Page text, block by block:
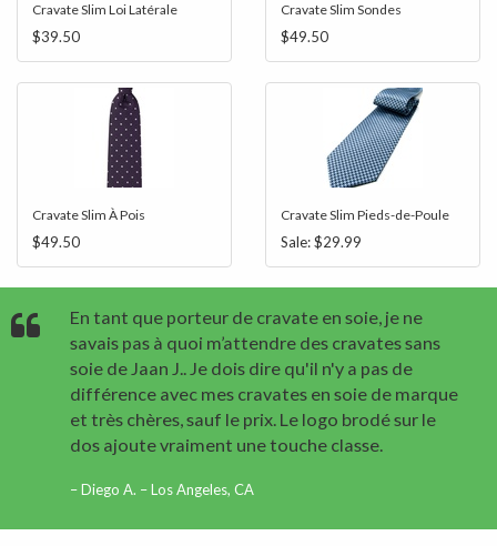
Cravate Slim Loi Latérale
$39.50
Cravate Slim Sondes
$49.50
Cravate Slim À Pois
$49.50
Cravate Slim Pieds-de-Poule
Sale:$29.99
En tant que porteur de cravate en soie, je ne
savais pas à quoi m’attendre des cravates sans
soie de Jaan J.. Je dois dire qu'il n'y a pas de
différence avec mes cravates en soie de marque
et très chères, sauf le prix. Le logo brodé sur le
dos ajoute vraiment une touche classe.
Diego A. – Los Angeles, CA